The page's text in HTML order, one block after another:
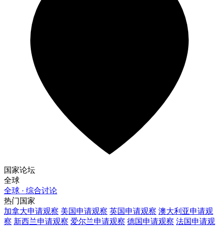
国家论坛
全球
全球 · 综合讨论
热门国家
加拿大申请观察 美国申请观察 英国申请观察 澳大利亚申请观
察 新西兰申请观察 爱尔兰申请观察 德国申请观察 法国申请观